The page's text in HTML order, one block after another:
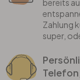
bereits
Zahlung
super,